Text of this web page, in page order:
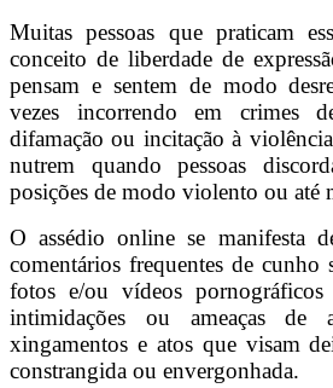
Muitas pessoas que praticam
conceito de liberdade de
pensam e sentem de modo
vezes incorrendo em crimes
difamação ou incitação à
nutrem quando pessoas
posições de modo violento ou até
O assédio online se manifesta
comentários frequentes de
fotos e/ou vídeos
intimidações ou ameaças de
xingamentos e atos que visam
constrangida ou envergonhada.